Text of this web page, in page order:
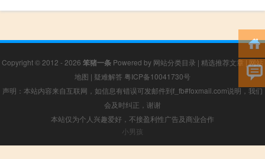
Copyright © 2012 - 2026 笨猪一条 Powered by 网站分类目录 | 精选推荐文章|网站
地图 | 疑难解答 粤ICP备10041730号
声明：本站内容来自互联网，如信息有错误可发邮件到f_fb#foxmail.com说明，我们
会及时纠正，谢谢
本站仅为个人兴趣爱好，不接盈利性广告及商业合作
小男孩